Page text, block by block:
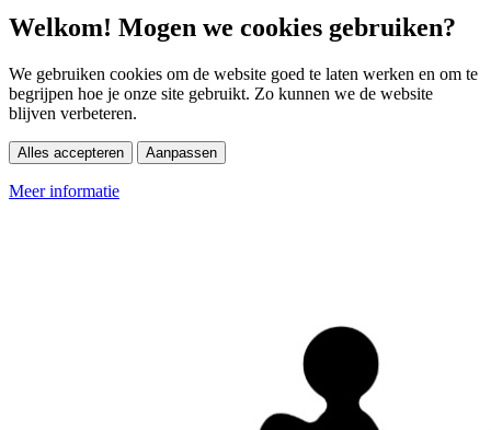
Welkom! Mogen we cookies gebruiken?
We gebruiken cookies om de website goed te laten werken en om te
begrijpen hoe je onze site gebruikt. Zo kunnen we de website
blijven verbeteren.
Alles accepteren Aanpassen
Meer informatie